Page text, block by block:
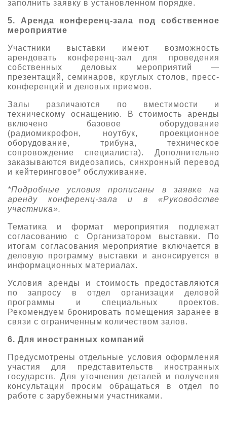
заполнить заявку в установленном порядке.
5. Аренда конференц-зала под собственное
мероприятие
Участники выставки имеют возможность
арендовать конференц-зал для проведения
собственных деловых мероприятий —
презентаций, семинаров, круглых столов, пресс-
конференций и деловых приемов.
Залы различаются по вместимости и
техническому оснащению. В стоимость аренды
включено базовое оборудование
(радиомикрофон, ноутбук, проекционное
оборудование, трибуна, техническое
сопровождение специалиста). Дополнительно
заказываются видеозапись, синхронный перевод
и кейтеринговое* обслуживание.
*Подробные условия прописаны в заявке на
аренду конференц-зала и в «Руководстве
участника».
Тематика и формат мероприятия подлежат
согласованию с Организатором выставки. По
итогам согласования мероприятие включается в
деловую программу выставки и анонсируется в
информационных материалах.
Условия аренды и стоимость предоставляются
по запросу в отдел организации деловой
программы и специальных проектов.
Рекомендуем бронировать помещения заранее в
связи с ограниченным количеством залов.
6. Для иностранных компаний
Предусмотрены отдельные условия оформления
участия для представительств иностранных
государств. Для уточнения деталей и получения
консультации просим обращаться в отдел по
работе с зарубежными участниками.